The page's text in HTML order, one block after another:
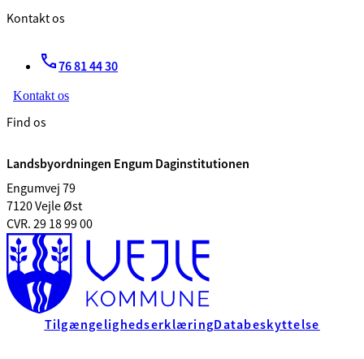
Kontakt os
76 81 44 30
Kontakt os
Find os
Landsbyordningen Engum Daginstitutionen
Engumvej 79
7120 Vejle Øst
CVR. 29 18 99 00
TilgængelighedserklæringDatabeskyttelse